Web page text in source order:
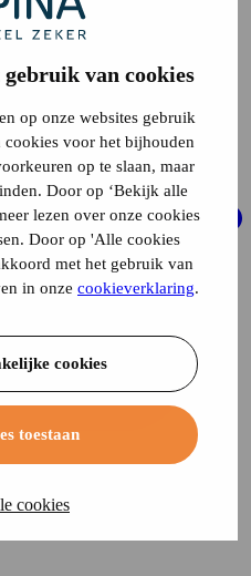
van cookies
op onze websites gebruik
voor het bijhouden
op te slaan, maar
Door op ‘Bekijk alle
lezen over onze cookies
Door op 'Alle cookies
met het gebruik van
in onze cookieverklaring.
cookies
toestaan
cookies